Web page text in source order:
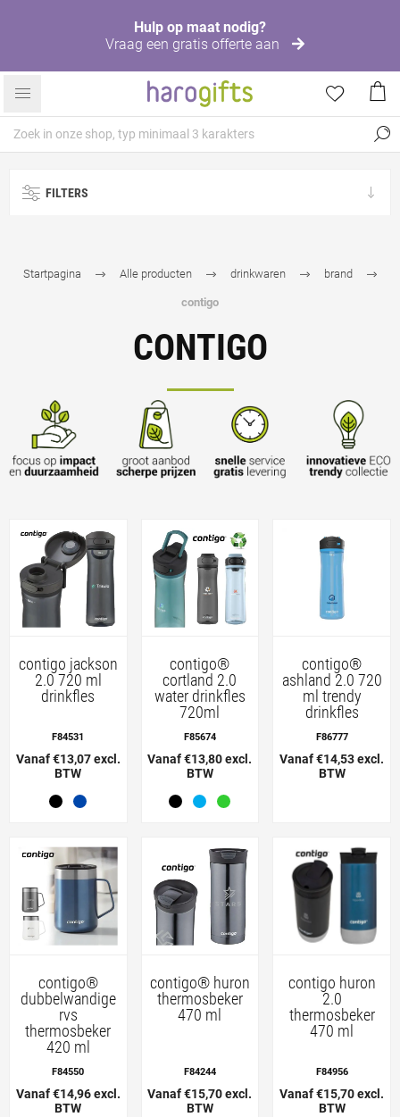
Hulp op maat nodig?
Vraag een gratis offerte aan
FILTERS
Startpagina Alle producten drinkwaren brand
contigo
CONTIGO
contigo jackson
2.0 720 ml
drinkfles
F84531
Vanaf €13,07 excl.
BTW
contigo®
cortland 2.0
water drinkfles
720ml
F85674
Vanaf €13,80 excl.
BTW
contigo®
ashland 2.0 720
ml trendy
drinkfles
F86777
Vanaf €14,53 excl.
BTW
contigo®
dubbelwandige
rvs
thermosbeker
420 ml
F84550
Vanaf €14,96 excl.
BTW
contigo® huron
thermosbeker
470 ml
F84244
Vanaf €15,70 excl.
BTW
contigo huron
2.0
thermosbeker
470 ml
F84956
Vanaf €15,70 excl.
BTW